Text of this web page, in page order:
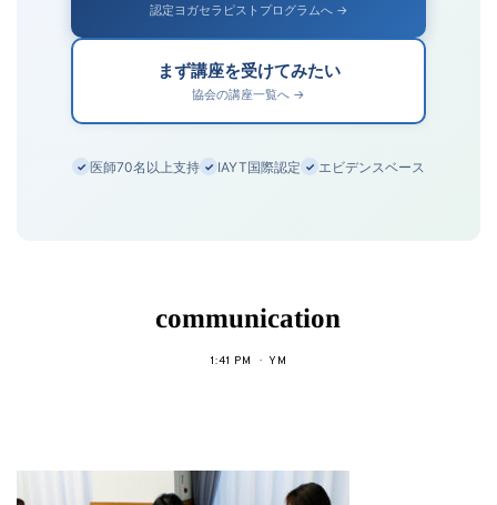
認定ヨガセラピストプログラムへ →
まず講座を受けてみたい
協会の講座一覧へ →
✓ 医師70名以上支持 ✓ IAYT国際認定 ✓ エビデンスベース
communication
1:41 PM YM